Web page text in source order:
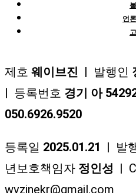
언
제호 웨이브진 | 발행인
| 등록번호 경기 아
050.6926.9520
등록일 2025.01.21 | 발
년보호책임자 정인성 |
wvzinekr@gmail.com